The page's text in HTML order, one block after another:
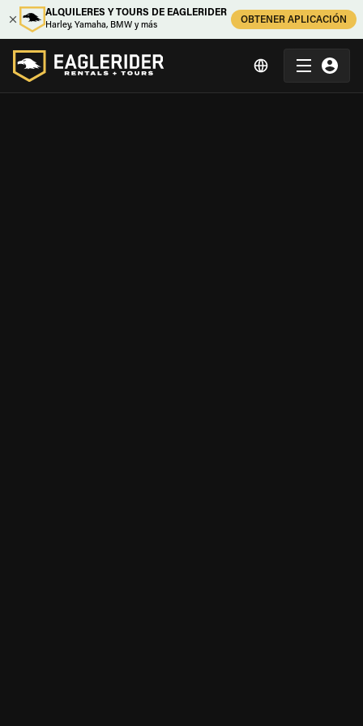
ALQUILERES Y TOURS DE EAGLERIDER
Harley, Yamaha, BMW y más
OBTENER APLICACIÓN